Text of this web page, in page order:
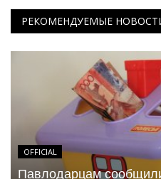
РЕКОМЕНДУЕМЫЕ
OFFICIAL
Павлодарцам